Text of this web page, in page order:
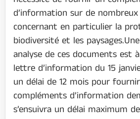
d’information sur de
concernant en particulier la
biodiversité et les
analyse de ces documents est
lettre d’information du 15
un délai de 12 mois pour
compléments d’information
s’ensuivra un délai maximum